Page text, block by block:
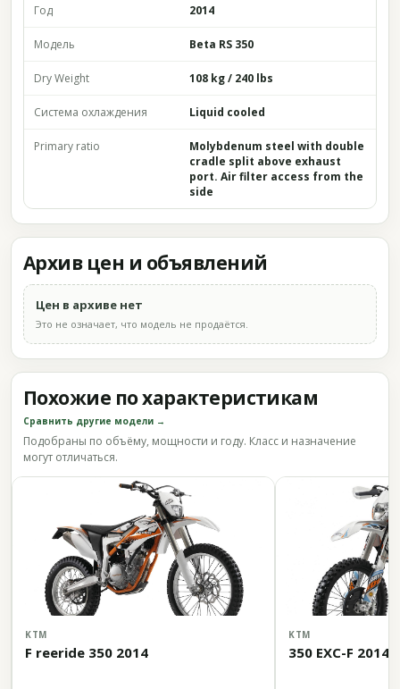
Год 2014
Модель Beta RS 350
Dry Weight 108 kg / 240 lbs
Система охлаждения Liquid cooled
Primary ratio
Molybdenum steel with double
cradle split above exhaust
port. Air filter access from the
side
Архив цен и объявлений
Цен в архиве нет
Это не означает, что модель не продаётся.
Похожие по характеристикам
Сравнить другие модели →
Подобраны по объёму, мощности и году. Класс и назначение
могут отличаться.
KTM
F reeride 350 2014
KTM
350 EXC-F 2014